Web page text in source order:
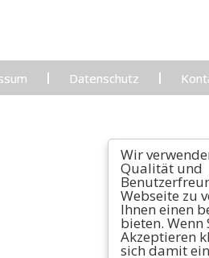
Wir
Qualität und
Webseite zu
Ihnen einen
bieten. Wenn
Akzeptieren
sich damit
Datenschutz